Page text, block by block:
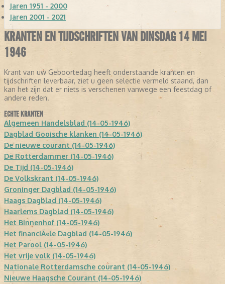
Jaren 1951 - 2000
Jaren 2001 - 2021
KRANTEN EN TIJDSCHRIFTEN VAN DINSDAG 14 MEI
1946
Krant van uw Geboortedag heeft onderstaande kranten en
tijdschriften leverbaar, ziet u geen selectie vermeld staand, dan
kan het zijn dat er niets is verschenen vanwege een feestdag of
andere reden.
ECHTE KRANTEN
Algemeen Handelsblad (14-05-1946)
Dagblad Gooische klanken (14-05-1946)
De nieuwe courant (14-05-1946)
De Rotterdammer (14-05-1946)
De Tijd (14-05-1946)
De Volkskrant (14-05-1946)
Groninger Dagblad (14-05-1946)
Haags Dagblad (14-05-1946)
Haarlems Dagblad (14-05-1946)
Het Binnenhof (14-05-1946)
Het financiÃ«le Dagblad (14-05-1946)
Het Parool (14-05-1946)
Het vrije volk (14-05-1946)
Nationale Rotterdamsche courant (14-05-1946)
Nieuwe Haagsche Courant (14-05-1946)